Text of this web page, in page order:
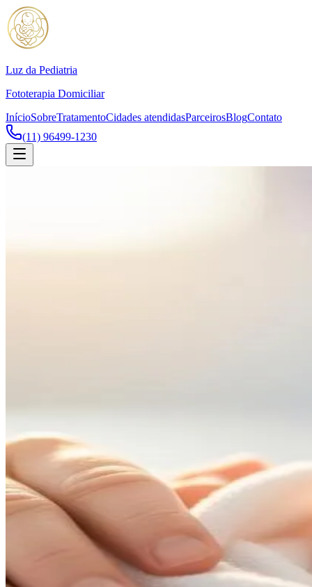
Luz da Pediatria
Fototerapia Domiciliar
InícioSobreTratamentoCidades atendidasParceirosBlogContato
(11) 96499-1230